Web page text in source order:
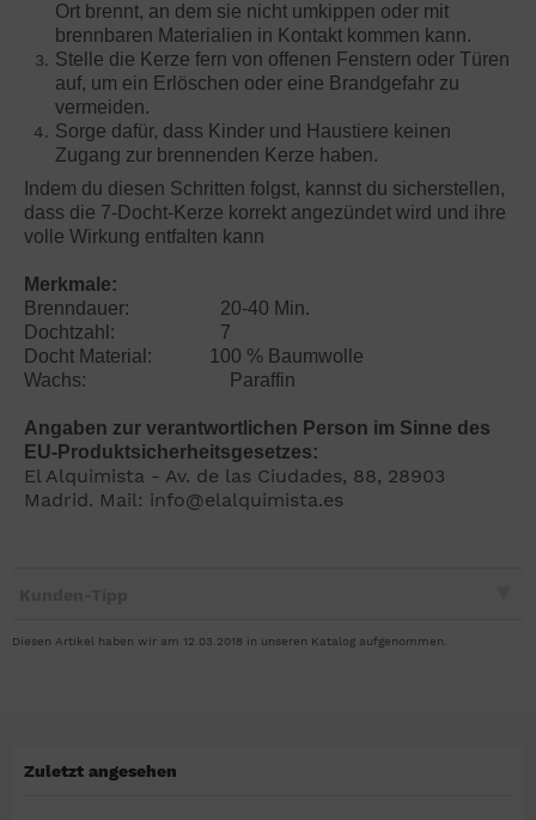
Ort brennt, an dem sie nicht umkippen oder mit
brennbaren Materialien in Kontakt kommen kann.
Stelle die Kerze fern von offenen Fenstern oder Türen
auf, um ein Erlöschen oder eine Brandgefahr zu
vermeiden.
Sorge dafür, dass Kinder und Haustiere keinen
Zugang zur brennenden Kerze haben.
Indem du diesen Schritten folgst, kannst du sicherstellen,
dass die 7-Docht-Kerze korrekt angezündet wird und ihre
volle Wirkung entfalten kann
Merkmale:
Brenndauer: 20-40 Min.
Dochtzahl: 7
Docht Material: 100 % Baumwolle
Wachs: Paraffin
Angaben zur verantwortlichen Person im Sinne des
EU-Produktsicherheitsgesetzes:
El Alquimista - Av. de las Ciudades, 88, 28903
Madrid. Mail: info@elalquimista.es
Diesen Artikel haben wir am 12.03.2018 in unseren Katalog aufgenommen.
Zuletzt angesehen